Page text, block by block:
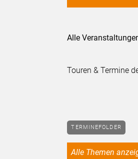
Alle
Touren & Termine
TERMINEFOLDER
alle Themen